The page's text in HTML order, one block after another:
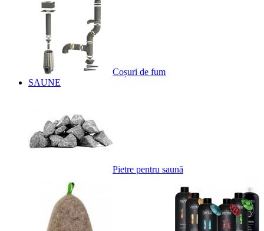
Coșuri de fum
SAUNE
Pietre pentru saună